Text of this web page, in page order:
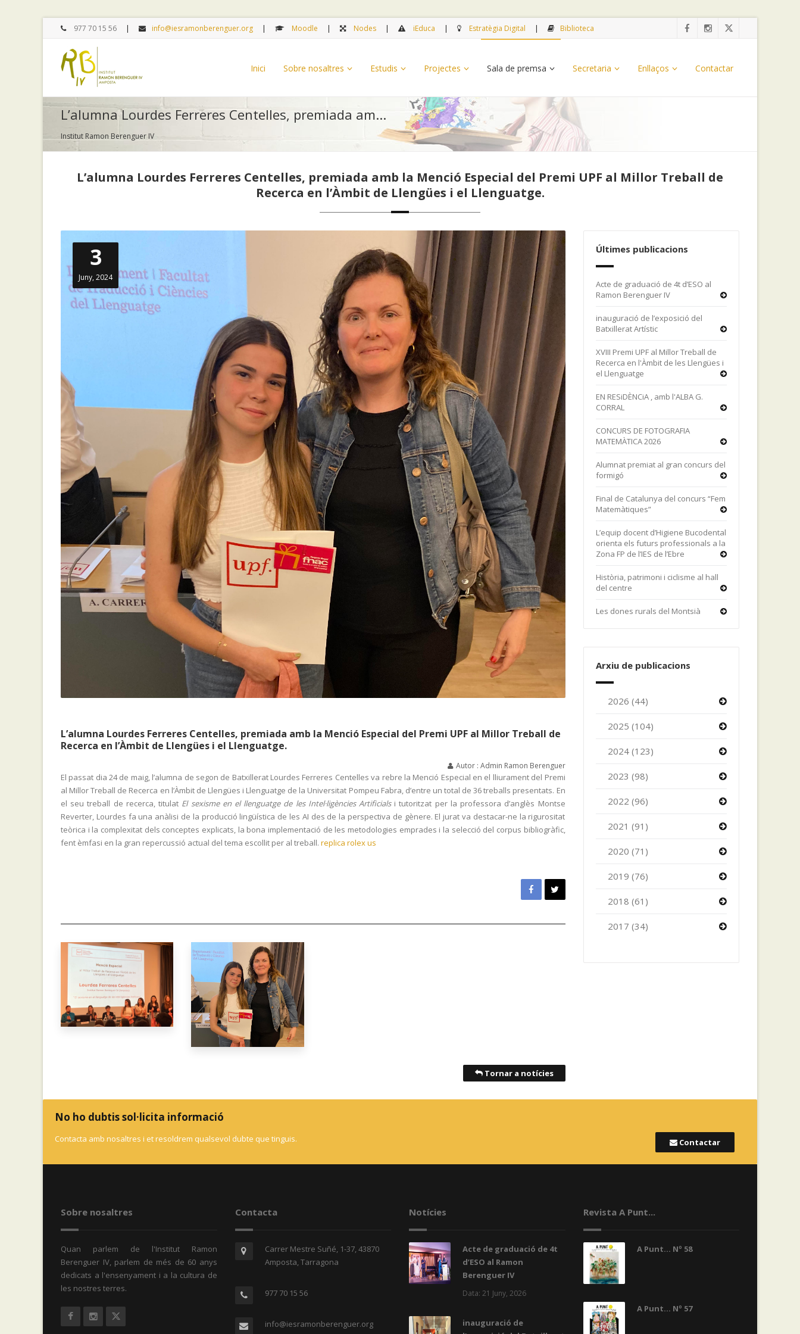
977 70 15 56 info@iesramonberenguer.org Moodle Nodes iEduca Estratègia Digital Biblioteca
Inici Sobre nosaltres Estudis Projectes Sala de premsa Secretaria Enllaços Contactar
L’alumna Lourdes Ferreres Centelles, premiada am...
Institut Ramon Berenguer IV
L’alumna Lourdes Ferreres Centelles, premiada amb la Menció Especial del Premi UPF al Millor Treball de
Recerca en l’Àmbit de Llengües i el Llenguatge.
3
Juny, 2024
L’alumna Lourdes Ferreres Centelles, premiada amb la Menció Especial del Premi UPF al Millor Treball de
Recerca en l’Àmbit de Llengües i el Llenguatge.
Autor : Admin Ramon Berenguer
El passat dia 24 de maig, l’alumna de segon de Batxillerat Lourdes Ferreres Centelles va rebre la Menció Especial en el lliurament del Premi
al Millor Treball de Recerca en l’Àmbit de Llengües i Llenguatge de la Universitat Pompeu Fabra, d’entre un total de 36 treballs presentats. En
el seu treball de recerca, titulat El sexisme en el llenguatge de les Intel·ligències Artificialsi tutoritzat per la professora d’anglès Montse
Reverter, Lourdes fa una anàlisi de la producció lingüística de les AI des de la perspectiva de gènere. El jurat va destacar-ne la rigurositat
teòrica i la complexitat dels conceptes explicats, la bona implementació de les metodologies emprades i la selecció del corpus bibliogràfic,
fent èmfasi en la gran repercussió actual del tema escollit per al treball. replica rolex us
Tornar a notícies
Últimes publicacions
Acte de graduació de 4t d’ESO al
Ramon Berenguer IV
inauguració de l’exposició del
Batxillerat Artístic
XVIII Premi UPF al Millor Treball de
Recerca en l'Àmbit de les Llengües i
el Llenguatge
EN RESiDÈNCiA , amb l'ALBA G.
CORRAL
CONCURS DE FOTOGRAFIA
MATEMÀTICA 2026
Alumnat premiat al gran concurs del
formigó
Final de Catalunya del concurs “Fem
Matemàtiques”
L’equip docent d’Higiene Bucodental
orienta els futurs professionals a la
Zona FP de l’IES de l’Ebre
Història, patrimoni i ciclisme al hall
del centre
Les dones rurals del Montsià
Arxiu de publicacions
2026 (44)
2025 (104)
2024 (123)
2023 (98)
2022 (96)
2021 (91)
2020 (71)
2019 (76)
2018 (61)
2017 (34)
No ho dubtis sol·licita informació
Contacta amb nosaltres i et resoldrem qualsevol dubte que tinguis. Contactar
Sobre nosaltres
Quan parlem de l'Institut Ramon
Berenguer IV, parlem de més de 60 anys
dedicats a l'ensenyament i a la cultura de
les nostres terres.
Contacta
Carrer Mestre Suñé, 1-37, 43870
Amposta, Tarragona
977 70 15 56
info@iesramonberenguer.org
Notícies
Acte de graduació de 4t
d’ESO al Ramon
Berenguer IV
Data: 21 Juny, 2026
inauguració de
Revista A Punt...
A Punt... Nº 58
A Punt... Nº 57